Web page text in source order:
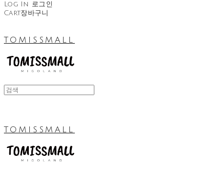
Log In 로그인
Cart장바구니
TOMISSMALL
TOMISSMALL